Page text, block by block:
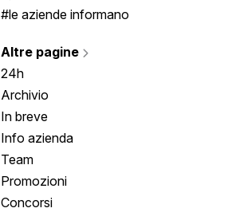
#le aziende informano
Altre pagine
24h
Archivio
In breve
Info azienda
Team
Promozioni
Concorsi